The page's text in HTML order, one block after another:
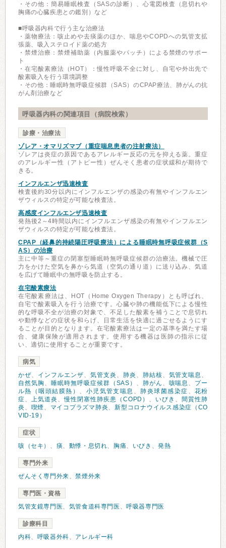
・その他：簡易睡眠検査（SASの診断）、心電図検査（息切れや
胸痛の心臓疾患との鑑別）など
■呼吸器内科で行う主な治療法
・薬物療法：咳止めや去痰薬のほか、喘息やCOPDへの気管支拡
張薬、吸入ステロイド薬の処方
・禁煙治療：禁煙補助薬（内服薬やパッチ）による禁煙のサポー
ト
・在宅酸素療法（HOT）：慢性呼吸不全に対し、自宅や外出先で
酸素吸入を行う環境調整
・その他：睡眠時無呼吸症候群（SAS）のCPAP療法、肺がんの抗
がん剤治療など
呼吸器内科の関連項目（病院検索）
診療・治療法
ゾレア・オマリズマブ（重症喘息患者の注射療法）
ゾレアは炎症の原因であるアレルギー反応の元を抑える薬。重症
のアレルギー性（アトピー性）ぜんそく患者の症状緩和が期待で
きる。
インフルエンザ迅速検査
検査後約30分以内にインフルエンザの感染の有無やインフルエン
ザウィルスの特定が可能な検査法。
高感度インフルエンザ迅速検査
発熱後2～4時間以内にインフルエンザ感染の有無やインフルエン
ザウィルスの特定が可能な検査法。
CPAP（経鼻的持続陽圧呼吸療法）による睡眠時無呼吸症候群（S
AS）の治療
主に中等～重症の閉塞型睡眠時無呼吸症候群の治療法。機械で圧
力をかけた空気を鼻から気道（空気の通り道）に送り込み、気道
を広げて睡眠中の無呼吸を防止する。
在宅酸素療法
在宅酸素療法は、HOT（Home Oxygen Therapy）とも呼ばれ、
自宅で酸素吸入を行う治療です。心臓や肺の機能低下による慢性
的な呼吸不全が治療の対象で、不足した酸素を補うことで息切れ
や動悸などの症状を和らげ、日常生活を快適に過ごせるようにす
ることが目的となります。在宅酸素療法は一定の基準を満たす場
合、健康保険が適用されます。使用する機器は医師の指示に従
い、適切に使用することが重要です。
病気
かぜ、 インフルエンザ、 気管支炎 、 肺炎 、 肺結核、 気管支喘息 、
自然気胸 、 睡眠時無呼吸症候群（SAS） 、 肺がん 、 咳喘息 、 プー
ル熱（咽頭結膜熱） 、 小児気管支喘息 、 肺炎球菌感染症 、 花粉
症、上気道炎 、慢性閉塞性肺疾患（COPD） 、 いびき 、 間質性肺
炎 、 喫煙 、 マイコプラズマ肺炎、新型コロナウイルス感染症（CO
VID-19）
症状
咳（セキ） 、 痰、 動悸・息切れ、 胸痛、 いびき 、発熱
専門外来
ぜんそく専門外来、禁煙外来
専門医・資格
気管支鏡専門医、 気管食道科専門医 、呼吸器専門医
診療科目
内科、 呼吸器外科、 アレルギー科